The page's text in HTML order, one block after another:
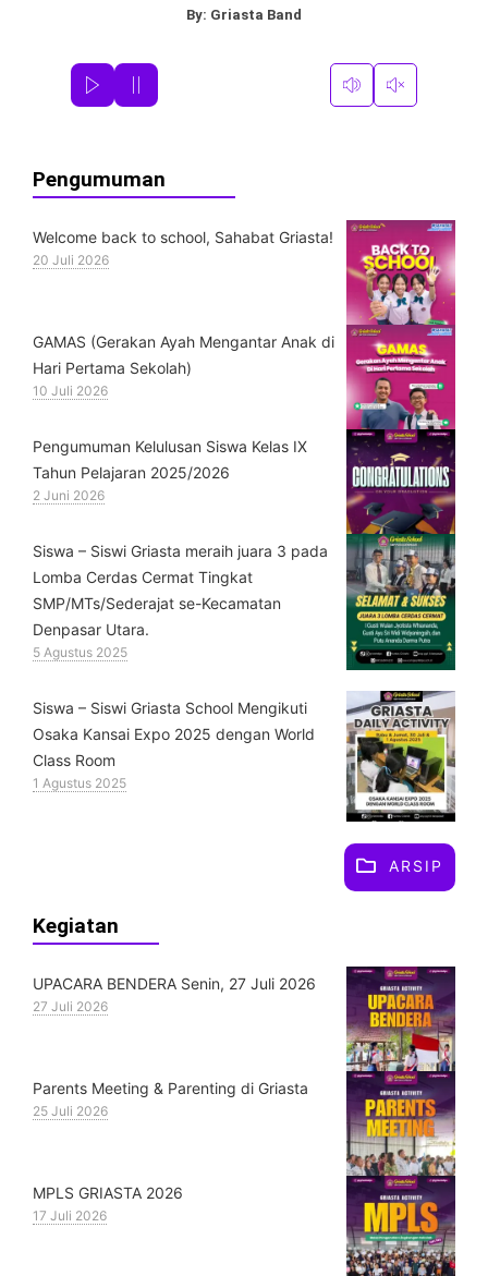
By: Griasta Band
Pengumuman
Welcome back to school, Sahabat Griasta!
20 Juli 2026
GAMAS (Gerakan Ayah Mengantar Anak di
Hari Pertama Sekolah)
10 Juli 2026
Pengumuman Kelulusan Siswa Kelas IX
Tahun Pelajaran 2025/2026
2 Juni 2026
Siswa – Siswi Griasta meraih juara 3 pada
Lomba Cerdas Cermat Tingkat
SMP/MTs/Sederajat se-Kecamatan
Denpasar Utara.
5 Agustus 2025
Siswa – Siswi Griasta School Mengikuti
Osaka Kansai Expo 2025 dengan World
Class Room
1 Agustus 2025
ARSIP
Kegiatan
UPACARA BENDERA Senin, 27 Juli 2026
27 Juli 2026
Parents Meeting & Parenting di Griasta
25 Juli 2026
MPLS GRIASTA 2026
17 Juli 2026